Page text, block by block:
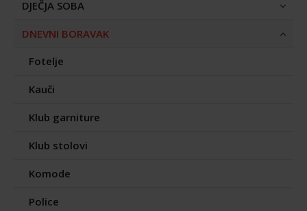
DJEČJA SOBA
DNEVNI BORAVAK
Fotelje
Kauči
Klub garniture
Klub stolovi
Komode
Police